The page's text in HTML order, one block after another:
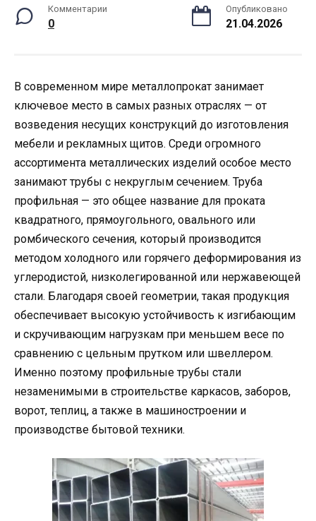
Комментарии
0
Опубликовано
21.04.2026
В современном мире металлопрокат занимает
ключевое место в самых разных отраслях — от
возведения несущих конструкций до изготовления
мебели и рекламных щитов. Среди огромного
ассортимента металлических изделий особое место
занимают трубы с некруглым сечением. Труба
профильная — это общее название для проката
квадратного, прямоугольного, овального или
ромбического сечения, который производится
методом холодного или горячего деформирования из
углеродистой, низколегированной или нержавеющей
стали. Благодаря своей геометрии, такая продукция
обеспечивает высокую устойчивость к изгибающим
и скручивающим нагрузкам при меньшем весе по
сравнению с цельным прутком или швеллером.
Именно поэтому профильные трубы стали
незаменимыми в строительстве каркасов, заборов,
ворот, теплиц, а также в машиностроении и
производстве бытовой техники.